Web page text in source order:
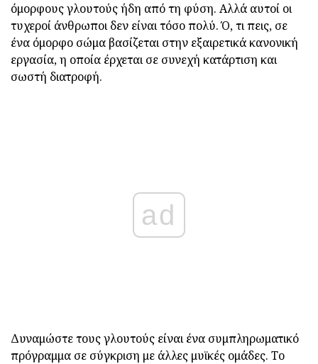
όμορφους γλουτούς ήδη από τη φύση. Αλλά αυτοί οι
τυχεροί άνθρωποι δεν είναι τόσο πολύ. Ό, τι πεις, σε
ένα όμορφο σώμα βασίζεται στην εξαιρετικά κανονική
εργασία, η οποία έρχεται σε συνεχή κατάρτιση και
σωστή διατροφή.
ad
Δυναμώστε τους γλουτούς είναι ένα συμπληρωματικό
πρόγραμμα σε σύγκριση με άλλες μυϊκές ομάδες. Το